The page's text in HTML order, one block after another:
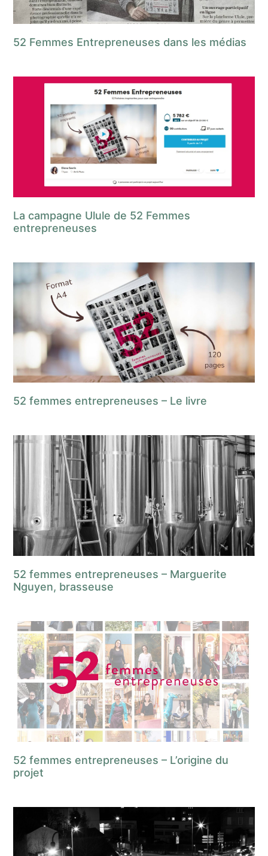
52 Femmes Entrepreneuses dans les médias
La campagne Ulule de 52 Femmes
entrepreneuses
52 femmes entrepreneuses – Le livre
52 femmes entrepreneuses – Marguerite
Nguyen, brasseuse
52 femmes entrepreneuses – L’origine du
projet